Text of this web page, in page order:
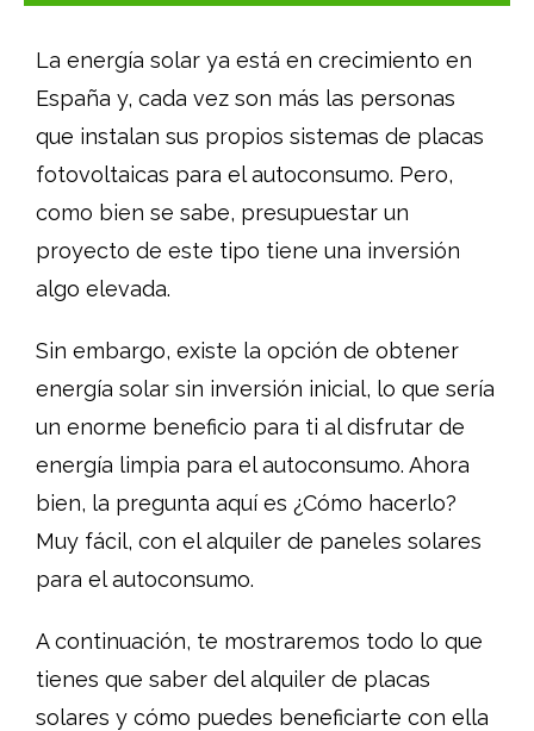
La energía solar ya está en crecimiento en
España y, cada vez son más las personas
que instalan sus propios sistemas de placas
fotovoltaicas para el autoconsumo. Pero,
como bien se sabe, presupuestar un
proyecto de este tipo tiene una inversión
algo elevada.
Sin embargo, existe la opción de obtener
energía solar sin inversión inicial, lo que sería
un enorme beneficio para ti al disfrutar de
energía limpia para el autoconsumo. Ahora
bien, la pregunta aquí es ¿Cómo hacerlo?
Muy fácil, con el alquiler de paneles solares
para el autoconsumo.
A continuación, te mostraremos todo lo que
tienes que saber del alquiler de placas
solares y cómo puedes beneficiarte con ella